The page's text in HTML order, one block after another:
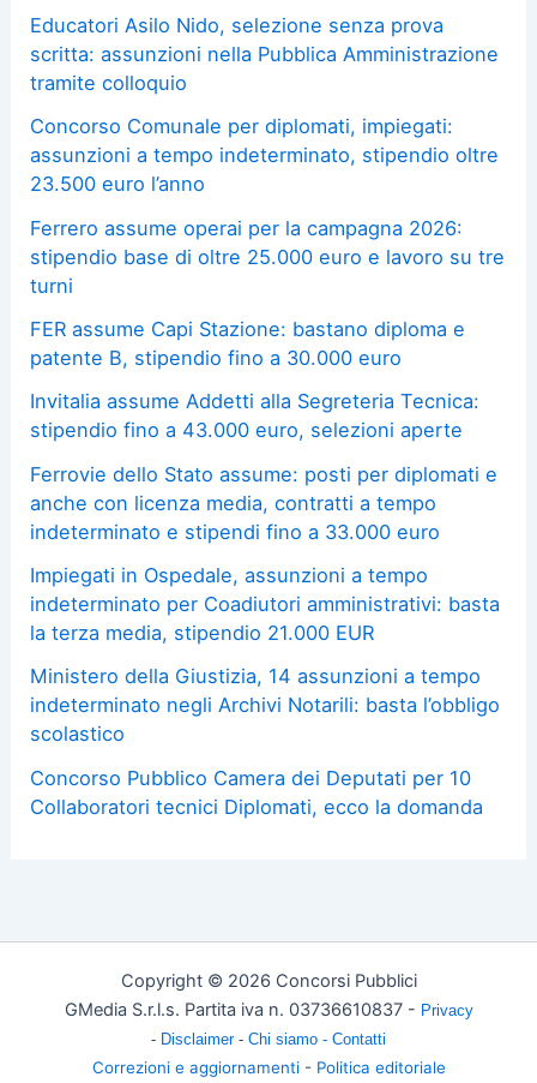
Educatori Asilo Nido, selezione senza prova
scritta: assunzioni nella Pubblica Amministrazione
tramite colloquio
Concorso Comunale per diplomati, impiegati:
assunzioni a tempo indeterminato, stipendio oltre
23.500 euro l’anno
Ferrero assume operai per la campagna 2026:
stipendio base di oltre 25.000 euro e lavoro su tre
turni
FER assume Capi Stazione: bastano diploma e
patente B, stipendio fino a 30.000 euro
Invitalia assume Addetti alla Segreteria Tecnica:
stipendio fino a 43.000 euro, selezioni aperte
Ferrovie dello Stato assume: posti per diplomati e
anche con licenza media, contratti a tempo
indeterminato e stipendi fino a 33.000 euro
Impiegati in Ospedale, assunzioni a tempo
indeterminato per Coadiutori amministrativi: basta
la terza media, stipendio 21.000 EUR
Ministero della Giustizia, 14 assunzioni a tempo
indeterminato negli Archivi Notarili: basta l’obbligo
scolastico
Concorso Pubblico Camera dei Deputati per 10
Collaboratori tecnici Diplomati, ecco la domanda
Copyright © 2026 Concorsi Pubblici
GMedia S.r.l.s. Partita iva n. 03736610837 - Privacy
- Disclaimer - Chi siamo - Contatti
Correzioni e aggiornamenti- Politica editoriale